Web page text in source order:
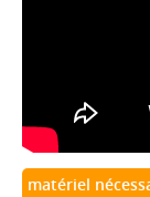
matériel